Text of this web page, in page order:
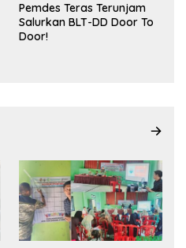
Pemdes Teras Terunjam
Salurkan BLT-DD Door To
Door!